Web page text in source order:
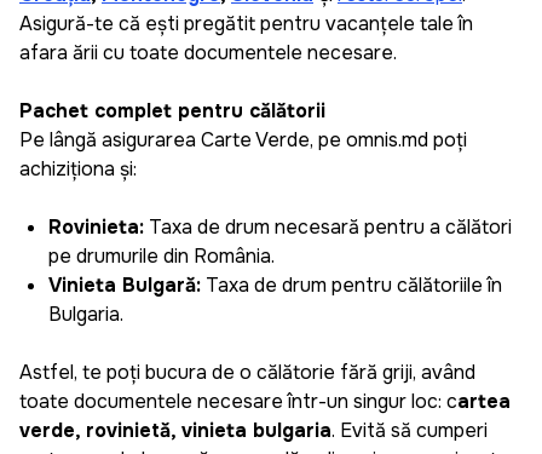
Asigură-te că ești pregătit pentru vacanțele tale în
afara țării cu toate documentele necesare.
Pachet complet pentru călătorii
Pe lângă asigurarea Carte Verde, pe omnis.md poți
achiziționa și:
Rovinieta: Taxa de drum necesară pentru a călători
pe drumurile din România.
Vinieta Bulgară: Taxa de drum pentru călătoriile în
Bulgaria.
Astfel, te poți bucura de o călătorie fără griji, având
toate documentele necesare într-un singur loc: cartea
verde, rovinietă, vinieta bulgaria. Evită să cumperi
Plăcut surprinsă cît de repede și ușor poți genera
o asigurare pentru mașină, pot salva datele mele
și la următoarea asigurare pot să o creez doar în